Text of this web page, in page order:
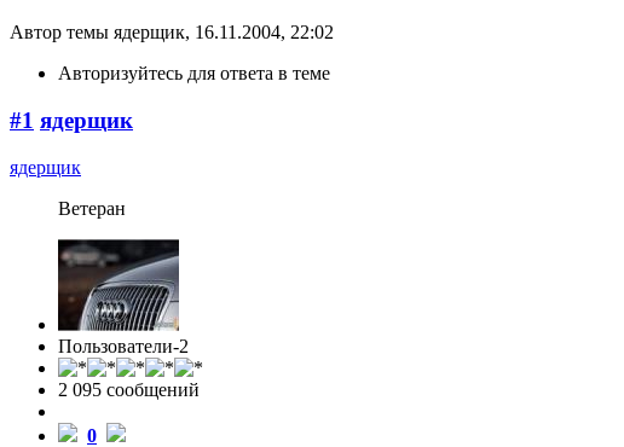
Автор темы ядерщик, 16.11.2004, 22:02
Авторизуйтесь для ответа в теме
#1 ядерщик
ядерщик
Ветеран
Пользователи-2
2 095 cообщений
0